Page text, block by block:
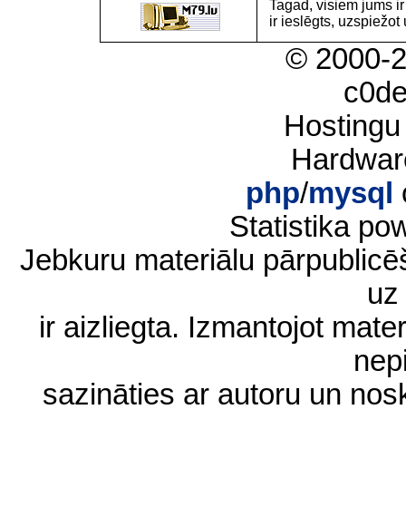
Tagad, visiem jums
ir ieslēgts, uzspiežot
© 2000-
php/mysql
Statistika
Jebkuru materiālu
ir aizliegta. Izmantojot
sazināties ar autoru un